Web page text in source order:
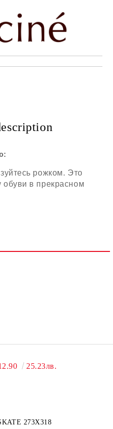
рожком. Это
обуви в прекрасном
25.23лв.
273X318